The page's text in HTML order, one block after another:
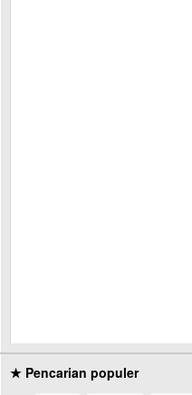
★ Pencarian populer